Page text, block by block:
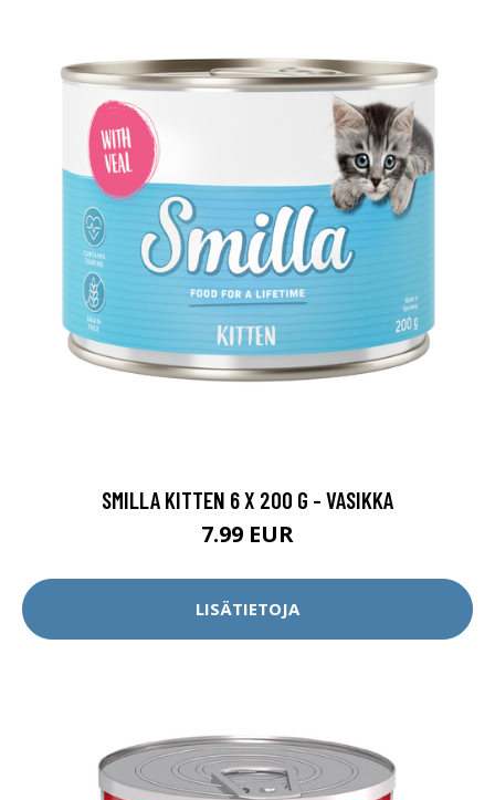
SMILLA KITTEN 6 X 200 G - VASIKKA
7.99 EUR
LISÄTIETOJA